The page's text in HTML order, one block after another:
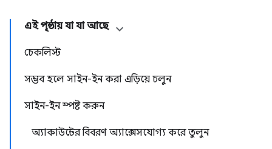
এই পৃষ্ঠায় যা যা আছে
চেকলিস্ট
সম্ভব হলে সাইন-ইন করা এড়িয়ে চলুন
সাইন-ইন স্পষ্ট করুন
অ্যাকাউন্টের বিবরণ অ্যাক্সেসযোগ্য করে তুলুন